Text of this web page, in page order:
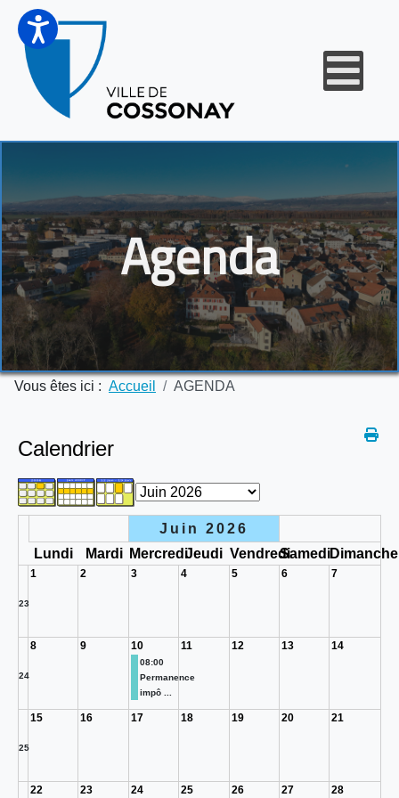
Agenda
Vous êtes ici : Accueil AGENDA
Calendrier
Juin 2026
Lundi
Mardi MercrediJeudi VendrediSamediDimanche
23
1 2 3 4 5 6 7
24
8 9 10
08:00
Permanence
impô ...
11 12 13 14
25
15 16 17 18 19 20 21
22 23 24 25 26 27 28